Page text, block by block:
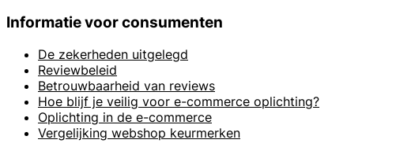
Informatie voor consumenten
De zekerheden uitgelegd
Reviewbeleid
Betrouwbaarheid van reviews
Hoe blijf je veilig voor e-commerce oplichting?
Oplichting in de e-commerce
Vergelijking webshop keurmerken